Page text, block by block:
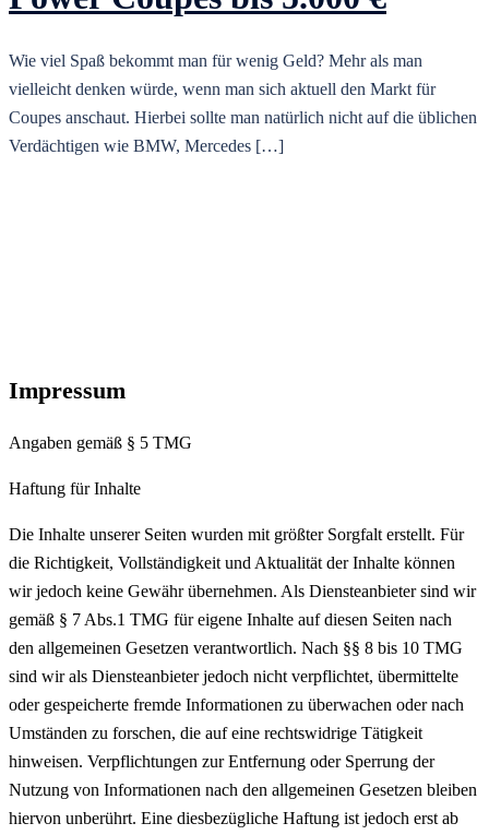
Wie viel Spaß bekommt man für wenig Geld? Mehr als man
vielleicht denken würde, wenn man sich aktuell den Markt für
Coupes anschaut. Hierbei sollte man natürlich nicht auf die üblichen
Verdächtigen wie BMW, Mercedes […]
Impressum
Angaben gemäß § 5 TMG
Haftung für Inhalte
Die Inhalte unserer Seiten wurden mit größter Sorgfalt erstellt. Für
die Richtigkeit, Vollständigkeit und Aktualität der Inhalte können
wir jedoch keine Gewähr übernehmen. Als Diensteanbieter sind wir
gemäß § 7 Abs.1 TMG für eigene Inhalte auf diesen Seiten nach
den allgemeinen Gesetzen verantwortlich. Nach §§ 8 bis 10 TMG
sind wir als Diensteanbieter jedoch nicht verpflichtet, übermittelte
oder gespeicherte fremde Informationen zu überwachen oder nach
Umständen zu forschen, die auf eine rechtswidrige Tätigkeit
hinweisen. Verpflichtungen zur Entfernung oder Sperrung der
Nutzung von Informationen nach den allgemeinen Gesetzen bleiben
hiervon unberührt. Eine diesbezügliche Haftung ist jedoch erst ab